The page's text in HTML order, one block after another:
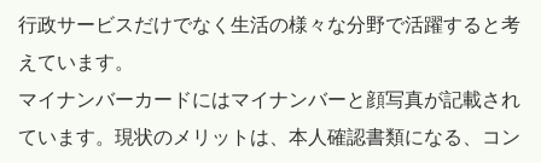
行政サービスだけでなく生活の様々な分野で活躍すると考
えています。
マイナンバーカードにはマイナンバーと顔写真が記載され
ています。現状のメリットは、本人確認書類になる、コン